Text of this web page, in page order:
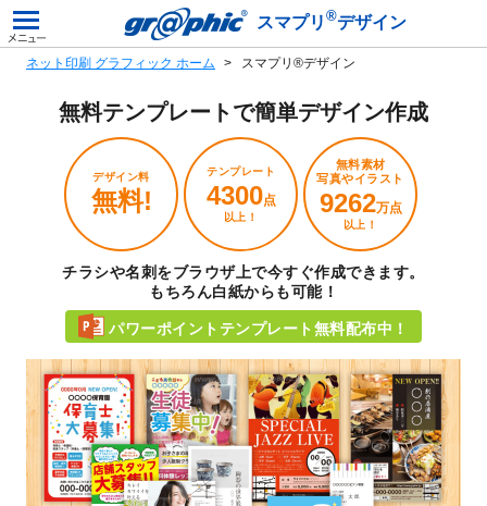
スマプリ ®デザイン
ネット印刷 グラフィック ホーム スマプリ®デザイン
無料テンプレートで簡単デザイン作成
デザイン料
無料!
テンプレート
4300点
以上！
無料素材
写真やイラスト
9262万点
以上！
チラシや名刺をブラウザ上で今すぐ作成できます。
もちろん白紙からも可能！
パワーポイントテンプレート無料配布中！